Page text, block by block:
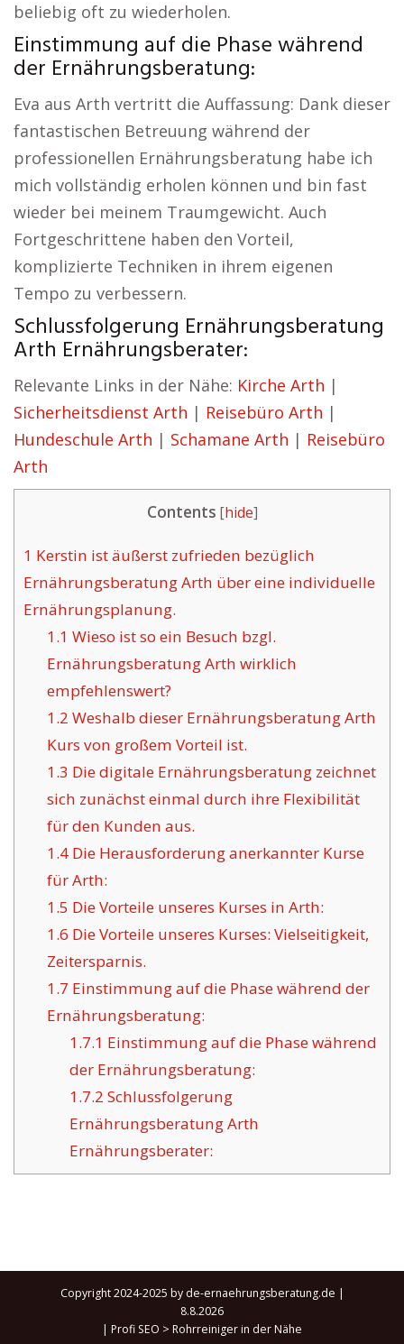
beliebig oft zu wiederholen.
Einstimmung auf die Phase während
der Ernährungsberatung:
Eva aus Arth vertritt die Auffassung: Dank dieser
fantastischen Betreuung während der
professionellen Ernährungsberatung habe ich
mich vollständig erholen können und bin fast
wieder bei meinem Traumgewicht. Auch
Fortgeschrittene haben den Vorteil,
komplizierte Techniken in ihrem eigenen
Tempo zu verbessern.
Schlussfolgerung Ernährungsberatung
Arth Ernährungsberater:
Relevante Links in der Nähe: Kirche Arth |
Sicherheitsdienst Arth | Reisebüro Arth |
Hundeschule Arth | Schamane Arth | Reisebüro
Arth
Contents [hide]
1 Kerstin ist äußerst zufrieden bezüglich
Ernährungsberatung Arth über eine individuelle
Ernährungsplanung.
1.1 Wieso ist so ein Besuch bzgl.
Ernährungsberatung Arth wirklich
empfehlenswert?
1.2 Weshalb dieser Ernährungsberatung Arth
Kurs von großem Vorteil ist.
1.3 Die digitale Ernährungsberatung zeichnet
sich zunächst einmal durch ihre Flexibilität
für den Kunden aus.
1.4Die Herausforderung anerkannter Kurse
für Arth:
1.5 Die Vorteile unseres Kurses in Arth:
1.6 Die Vorteile unseres Kurses: Vielseitigkeit,
Zeitersparnis.
1.7 Einstimmung auf die Phase während der
Ernährungsberatung:
1.7.1 Einstimmung auf die Phase während
der Ernährungsberatung:
1.7.2 Schlussfolgerung
Ernährungsberatung Arth
Ernährungsberater:
Copyright 2024-2025 by de-ernaehrungsberatung.de |
8.8.2026
| Profi SEO > Rohrreiniger in der Nähe